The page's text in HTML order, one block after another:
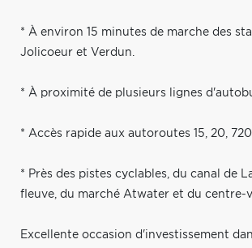
* À environ 15 minutes de marche des
Jolicoeur et Verdun.
* À proximité de plusieurs lignes
* Accès rapide aux autoroutes 15, 20,
* Près des pistes cyclables, du canal de
fleuve, du marché Atwater et du centre-
Excellente occasion d'investissement